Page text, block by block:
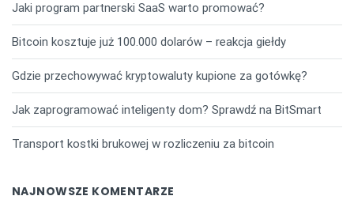
Jaki program partnerski SaaS warto promować?
Bitcoin kosztuje już 100.000 dolarów – reakcja giełdy
Gdzie przechowywać kryptowaluty kupione za gotówkę?
Jak zaprogramować inteligenty dom? Sprawdź na BitSmart
Transport kostki brukowej w rozliczeniu za bitcoin
NAJNOWSZE KOMENTARZE